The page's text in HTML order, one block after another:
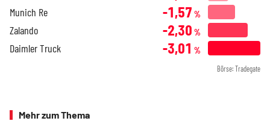
Munich Re -1,57 %
Zalando -2,30 %
Daimler Truck -3,01 %
Börse: Tradegate
Mehr zum Thema